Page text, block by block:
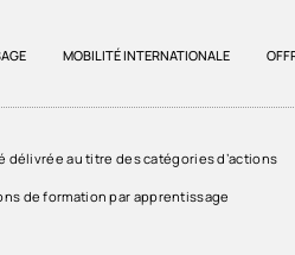
MOBILITÉ INTERNATIONALE
délivrée au titre des catégories d’actions
de formation par apprentissage